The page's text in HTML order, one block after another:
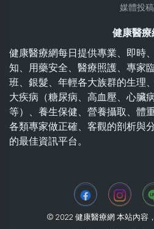
媒體投稿
健康醫療
健康醫療網每日提供專業、即時
知、用藥安全、醫療照護、專家
班、銀髮、年輕各大族群的生理
大疾病（糖尿病、高血壓、心臟
等）、養生保健、營養攝取、體
各類專家做正確、客觀的剖析與
的最佳資訊平台。
© 2022 健康醫療網 本站內容